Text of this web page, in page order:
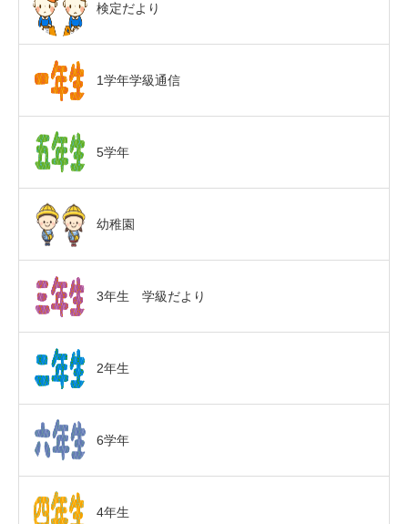
検定だより
1学年学級通信
5学年
幼稚園
3年生 学級だより
2年生
6学年
4年生